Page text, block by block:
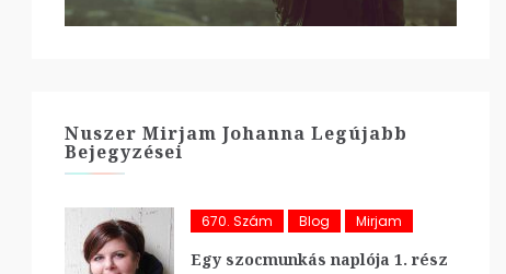
Nuszer Mirjam Johanna Legújabb
Bejegyzései
670. Szám Blog Mirjam
Egy szocmunkás naplója 1. rész